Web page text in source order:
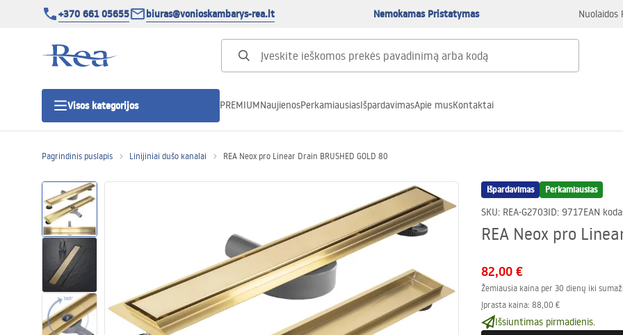
+370 661 05655 biuras@vonioskambarys-rea.lt Nemokamas Pristatymas Nuolaidos
Visos kategorijos
Dušo durys
Vonios dušo padėklai
Linijiniai dušo kanalai
Tualetai
PREMIUMNaujienosPerkamiausiasIšpardavimasApie musKontaktai
Pagrindinis puslapis Linijiniai dušo kanalai REA Neox pro Linear Drain BRUSHED GOLD 80
Išpardavimas Perkamiausias
SKU: REA-G2703ID: 9717EAN
REA Neox pro
82,00 €
Žemiausia kaina per 30 dienų iki
Įprasta kaina: 88,00 €
Išsiuntimas pirmadienis.